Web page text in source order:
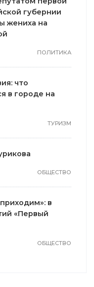
губернии
жениха на
ПОЛИТИКА
что
в городе на
ТУРИЗМ
ОБЩЕСТВО
в
«Первый
ОБЩЕСТВО